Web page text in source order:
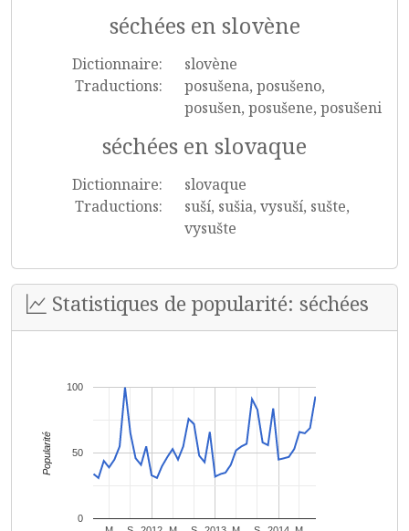
séchées en slovène
Dictionnaire:
slovène
Traductions:
posušena, posušeno,
posušen, posušene, posušeni
séchées en slovaque
Dictionnaire:
slovaque
Traductions:
suší, sušia, vysuší, sušte,
vysušte
Statistiques de popularité: séchées
0
50
100
Popularité